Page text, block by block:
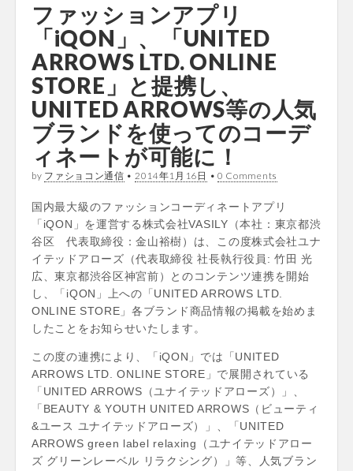
ファッションアプリ
「iQON」、「UNITED
ARROWS LTD. ONLINE
STORE」と提携し、
UNITED ARROWS等の人気
ブランドを使ってのコーデ
ィネートが可能に！
by ファショコン通信 • 2014年1月16日 • 0 Comments
国内最大級のファッションコーディネートアプリ
「iQON」を運営する株式会社VASILY（本社：東京都渋
谷区 代表取締役：金山裕樹）は、この度株式会社ユナ
イテッドアローズ（代表取締役 社長執行役員: 竹田 光
広、東京都渋谷区神宮前）とのコンテンツ連携を開始
し、「iQON」上への「UNITED ARROWS LTD.
ONLINE STORE」各ブランド商品情報の掲載を始めま
したことをお知らせいたします。
この度の連携により、「iQON」では「UNITED
ARROWS LTD. ONLINE STORE」で展開されている
「UNITED ARROWS（ユナイテッドアローズ）」、
「BEAUTY & YOUTH UNITED ARROWS（ビューティ
&ユース ユナイテッドアローズ）」、「UNITED
ARROWS green label relaxing（ユナイテッドアロー
ズ グリーンレーベル リラクシング）」等、人気ブラン